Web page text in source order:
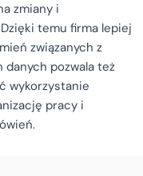
zmiany i
temu firma lepiej
związanych z
danych pozwala też
wykorzystanie
pracy i